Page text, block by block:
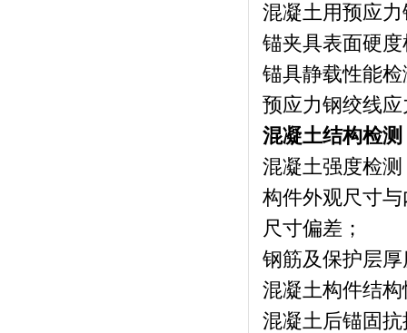
混凝土用预应
锚夹具表面硬
锚具静载性能
预应力钢绞线
混凝土结构检测
混凝土强度检
构件外观尺寸
尺寸偏差；
钢筋及保护层
混凝土构件结
混凝土后锚固